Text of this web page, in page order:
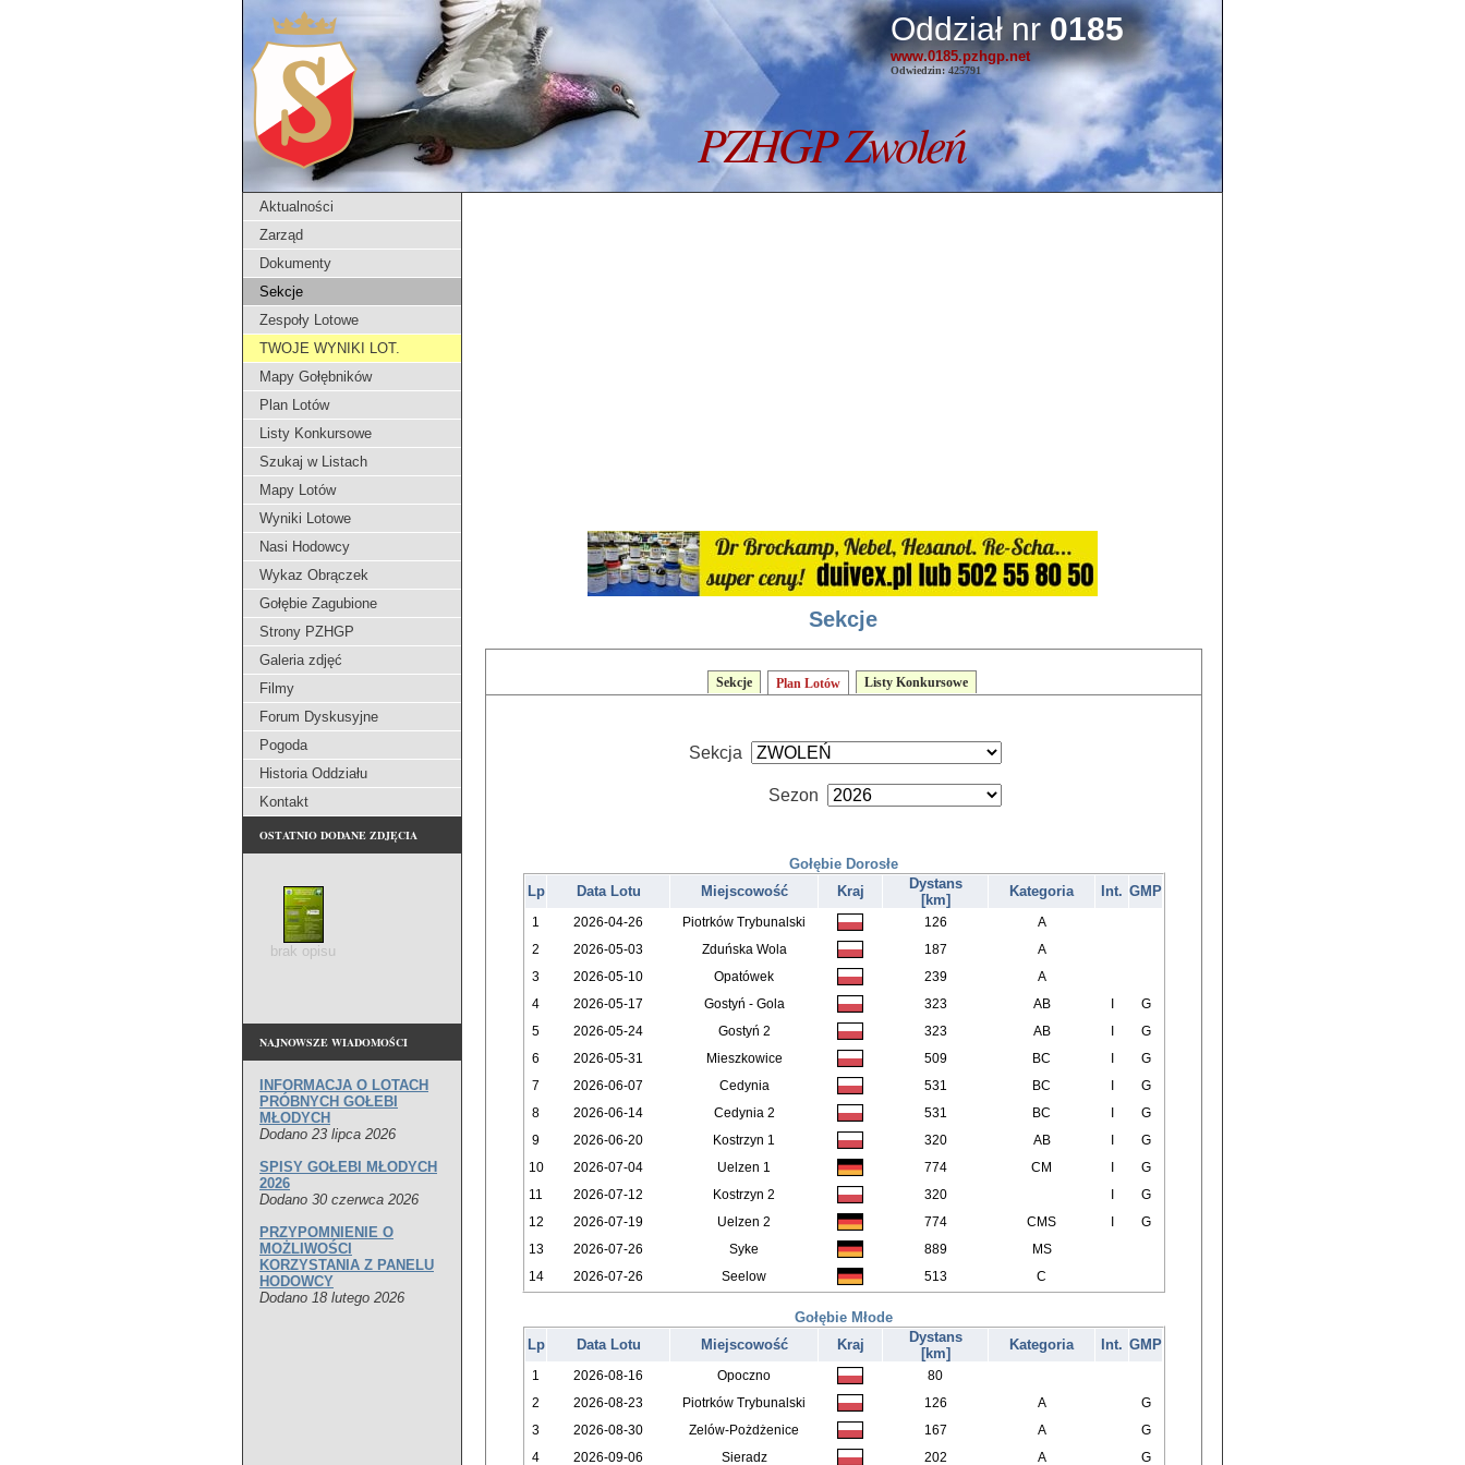
Oddział nr 0185
www.0185.pzhgp.net
Odwiedzin: 425791
PZHGPZwoleń
Sekcje
Sekcje Plan Lotów Listy Konkursowe
Sekcja
Sezon
Gołębie Dorosłe
Lp
Data Lotu Miejscowość Kraj
Dystans
[km]
Kategoria Int. GMP
1 2026-04-26 Piotrków Trybunalski 126
A
2
2026-05-03 Zduńska Wola 187
A
3
2026-05-10 Opatówek 239
A
4
2026-05-17 Gostyń - Gola 323 AB
G
5
2026-05-24 Gostyń 2 323 AB
G
6
2026-05-31 Mieszkowice 509 BC
G
7
2026-06-07 Cedynia 531 BC
G
8
2026-06-14 Cedynia 2 531 BC
G
9
2026-06-20 Kostrzyn 1 320 AB
G
10
2026-07-04 Uelzen 1 774 CM
G
11
2026-07-12 Kostrzyn 2 320
G
12
2026-07-19 Uelzen 2 774 CMS
G
13
2026-07-26 Syke 889
MS
14
2026-07-26 Seelow 513 C
Gołębie Młode
Lp
Data Lotu Miejscowość Kraj
Dystans
[km]
Kategoria Int. GMP
1 2026-08-16 Opoczno
80
2
2026-08-23 Piotrków Trybunalski 126 A
G
3
2026-08-30 Zelów-Pożdżenice 167 A
G
4
2026-09-06 Sieradz 202 A G
Aktualności
Zarząd
Dokumenty
Sekcje
Zespoły Lotowe
TWOJE WYNIKI LOT.
Mapy Gołębników
Plan Lotów
Listy Konkursowe
Szukaj w Listach
Mapy Lotów
Wyniki Lotowe
Nasi Hodowcy
Wykaz Obrączek
Gołębie Zagubione
Strony PZHGP
Galeria zdjęć
Filmy
Forum Dyskusyjne
Pogoda
Historia Oddziału
Kontakt
OSTATNIO DODANE ZDJĘCIA
brak opisu
NAJNOWSZE WIADOMOŚCI
INFORMACJA O LOTACH
PRÓBNYCH GOŁEBI
MŁODYCH
Dodano 23 lipca 2026
SPISY GOŁEBI MŁODYCH
2026
Dodano 30 czerwca 2026
PRZYPOMNIENIE O
MOŻLIWOŚCI
KORZYSTANIA Z PANELU
HODOWCY
Dodano 18 lutego 2026